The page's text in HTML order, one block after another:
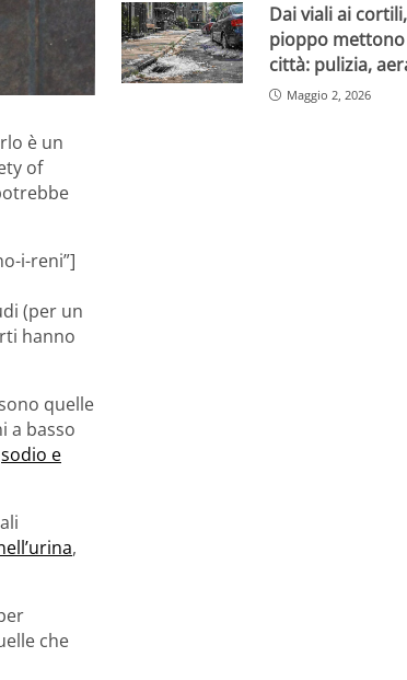
è un
of
i-reni”]
(per un
hanno
quelle
a basso
sodio e
,
che
Dai viali ai
pioppo
città: pulizia,
Maggio 2, 2026